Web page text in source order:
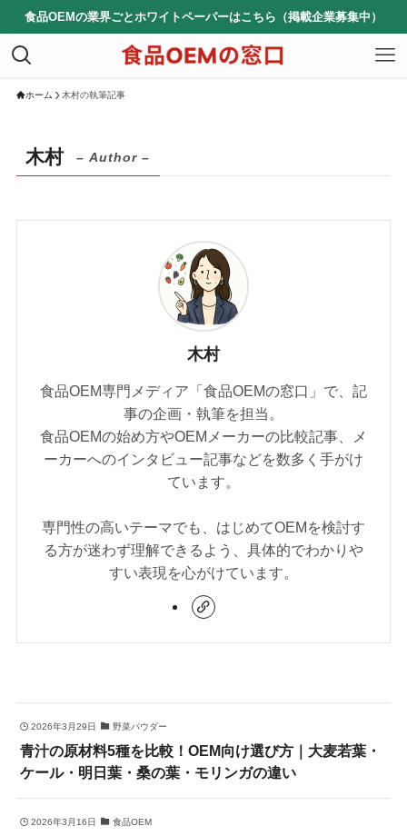
食品OEMの業界ごとホワイトペーパーはこちら（掲載企業募集中）
ホーム 木村の執筆記事
木村 – Author –
木村
食品OEM専門メディア「食品OEMの窓口」で、記
事の企画・執筆を担当。
食品OEMの始め方やOEMメーカーの比較記事、メ
ーカーへのインタビュー記事などを数多く手がけ
ています。
専門性の高いテーマでも、はじめてOEMを検討す
る方が迷わず理解できるよう、具体的でわかりや
すい表現を心がけています。
2026年3月29日 野菜パウダー
青汁の原材料5種を比較！OEM向け選び方｜大麦若葉・
ケール・明日葉・桑の葉・モリンガの違い
2026年3月16日 食品OEM